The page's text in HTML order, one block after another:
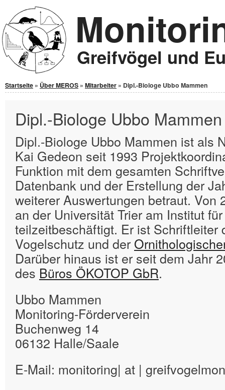
Jump to Content
Greifvögel und
Sie sind hier
Startseite » Über MEROS » Mitarbeiter » Dipl.-Biologe Ubbo Mammen
Dipl.-Biologe Ubbo Mammen
Dipl.-Biologe Ubbo Mammen ist als
Kai Gedeon seit 1993
Funktion mit dem gesamten
Datenbank und der Erstellung der
weiterer Auswertungen betraut. Von
an der Universität Trier am Institut
teilzeitbeschäftigt. Er ist Schriftleiter
Vogelschutz und der
Darüber hinaus ist er seit dem Jahr
des Büros ÖKOTOP GbR.
Ubbo Mammen
Monitoring-Förderverein
Buchenweg 14
06132 Halle/Saale
E-Mail: monitoring| at |